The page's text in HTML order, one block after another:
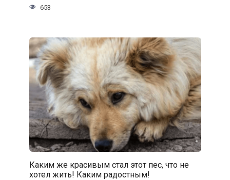
653
Каким же красивым стал этот пес, что не
хотел жить! Каким радостным!